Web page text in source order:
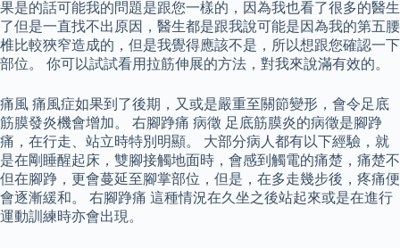
果是的話可能我的問題是跟您一樣的，因為我也看了很多的醫生
了但是一直找不出原因，醫生都是跟我說可能是因為我的第五腰
椎比較狹窄造成的，但是我覺得應該不是，所以想跟您確認一下
部位。 你可以試試看用拉筋伸展的方法，對我來說滿有效的。
痛風 痛風症如果到了後期，又或是嚴重至關節變形，會令足底
筋膜發炎機會增加。 右腳踭痛 病徵 足底筋膜炎的病徵是腳踭
痛，在行走、站立時特別明顯。 大部分病人都有以下經驗，就
是在剛睡醒起床，雙腳接觸地面時，會感到觸電的痛楚，痛楚不
但在腳踭，更會蔓延至腳掌部位，但是，在多走幾步後，疼痛便
會逐漸緩和。 右腳踭痛 這種情況在久坐之後站起來或是在進行
運動訓練時亦會出現。